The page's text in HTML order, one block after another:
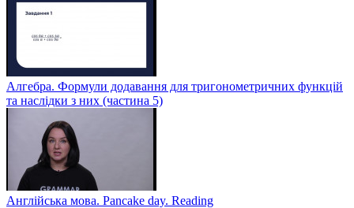
Алгебра. Формули додавання для тригонометричних функцій
та наслідки з них (частина 5)
Англійська мова. Pancake day. Reading